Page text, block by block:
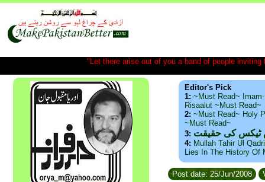
"Let there arise out of you a band of people
Editor's Pick
1: ~Must Read~
Risaalut ~Must Read~
2: ~Must Read~ Holy
~Must Read~
3: ٹیکس کی حقیقت
4: Mullah Tahir Ul
Lies In The History Of
Post date: 25/Jun/2008